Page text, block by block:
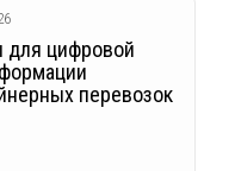
для цифровой
перевозок